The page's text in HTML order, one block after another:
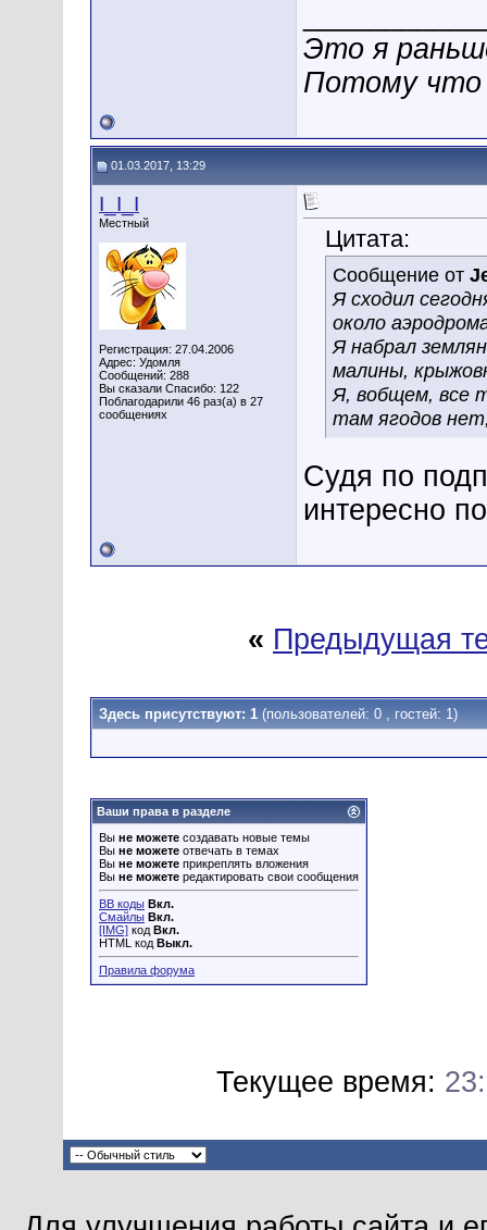
Это я
Потому что
01.03.2017, 13:29
I_I_I
Местный
Регистрация: 27.04.2006
Адрес: Удомля
Сообщений: 288
Вы сказали Спасибо: 122
Поблагодарили 46 раз(а) в 27
сообщениях
Цитата:
Сообщение от
Я сходил
около
Я набрал
малины,
Я, вобщем, все
там ягодов
Судя по
интересно
« Предыдущая
Здесь присутствуют: 1 (пользователей: 0 , гостей: 1)
Ваши права в разделе
Вы не можете создавать новые темы
Вы не можете отвечать в темах
Вы не можете прикреплять вложения
Вы не можете редактировать свои сообщения
BB коды Вкл.
Смайлы Вкл.
[IMG] код Вкл.
HTML код Выкл.
Правила форума
Текущее время: